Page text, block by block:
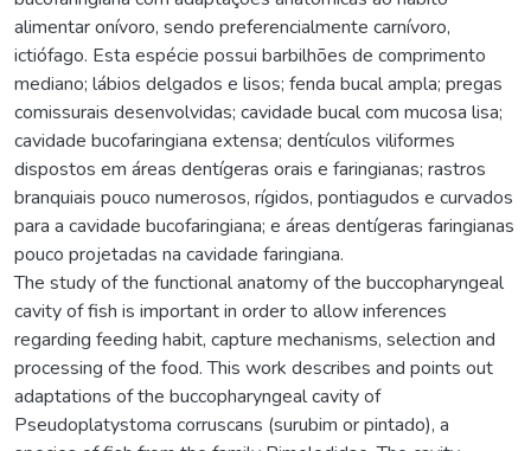
alimentar onívoro, sendo preferencialmente carnívoro,
ictiófago. Esta espécie possui barbilhões de comprimento
mediano; lábios delgados e lisos; fenda bucal ampla; pregas
comissurais desenvolvidas; cavidade bucal com mucosa lisa;
cavidade bucofaringiana extensa; dentículos viliformes
dispostos em áreas dentígeras orais e faringianas; rastros
branquiais pouco numerosos, rígidos, pontiagudos e curvados
para a cavidade bucofaringiana; e áreas dentígeras faringianas
pouco projetadas na cavidade faringiana.
The study of the functional anatomy of the buccopharyngeal
cavity of fish is important in order to allow inferences
regarding feeding habit, capture mechanisms, selection and
processing of the food. This work describes and points out
adaptations of the buccopharyngeal cavity of
Pseudoplatystoma corruscans (surubim or pintado), a